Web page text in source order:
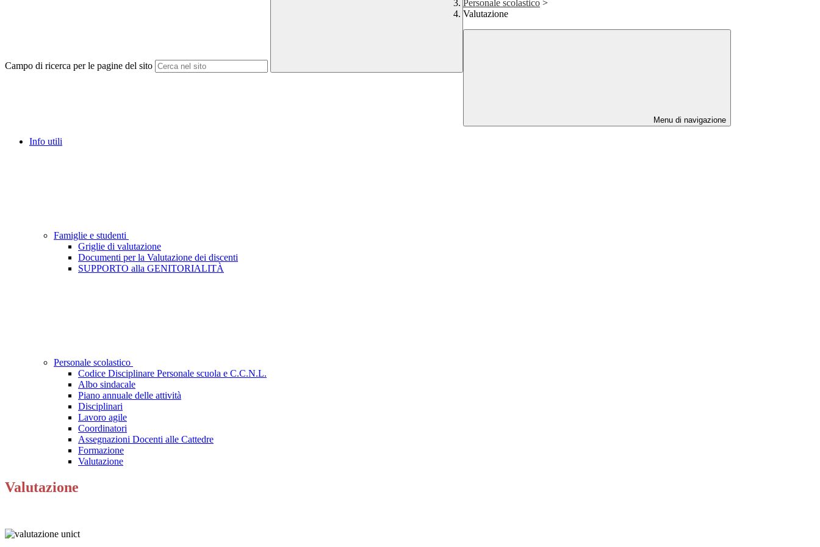
Campo di ricerca per le pagine del sito
Personale scolastico >
Valutazione
Menu di navigazione
Info utili
Famiglie e studenti
Griglie di valutazione
Documenti per la Valutazione dei discenti
SUPPORTO alla GENITORIALITÀ
Personale scolastico
Codice Disciplinare Personale scuola e C.C.N.L.
Albo sindacale
Piano annuale delle attività
Disciplinari
Lavoro agile
Coordinatori
Assegnazioni Docenti alle Cattedre
Formazione
Valutazione
Valutazione